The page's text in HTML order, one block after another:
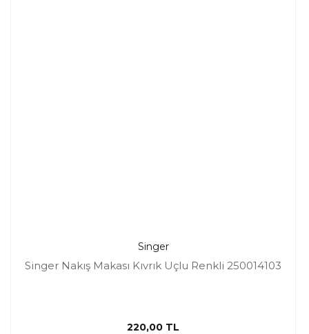
Singer
Singer Nakış Makası Kıvrık Uçlu Renkli 250014103
220,00 TL